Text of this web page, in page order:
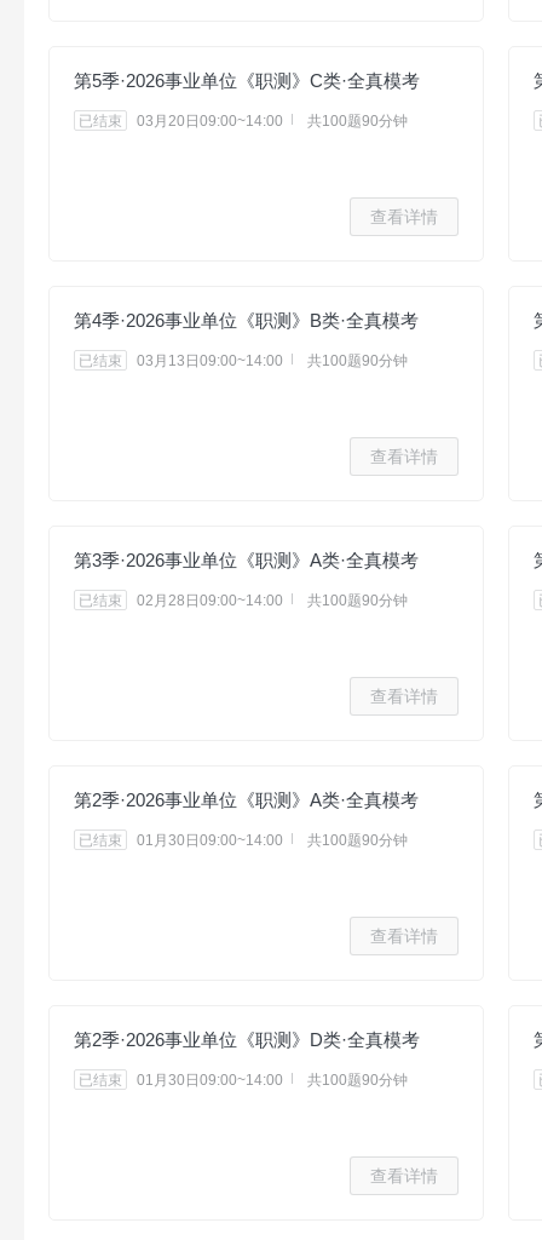
第5季·2026事业单位《职测》C类·全真模考
已结束 03月20日09:00~14:00 共100题90分钟
查看详情
第4季·2026事业单位《职测》B类·全真模考
已结束 03月13日09:00~14:00 共100题90分钟
查看详情
第3季·2026事业单位《职测》A类·全真模考
已结束 02月28日09:00~14:00 共100题90分钟
查看详情
第2季·2026事业单位《职测》A类·全真模考
已结束 01月30日09:00~14:00 共100题90分钟
查看详情
第2季·2026事业单位《职测》D类·全真模考
已结束 01月30日09:00~14:00 共100题90分钟
查看详情